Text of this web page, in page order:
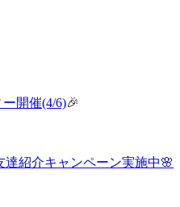
ー開催(4/6)🎉
紹介キャンペーン実施中🌸